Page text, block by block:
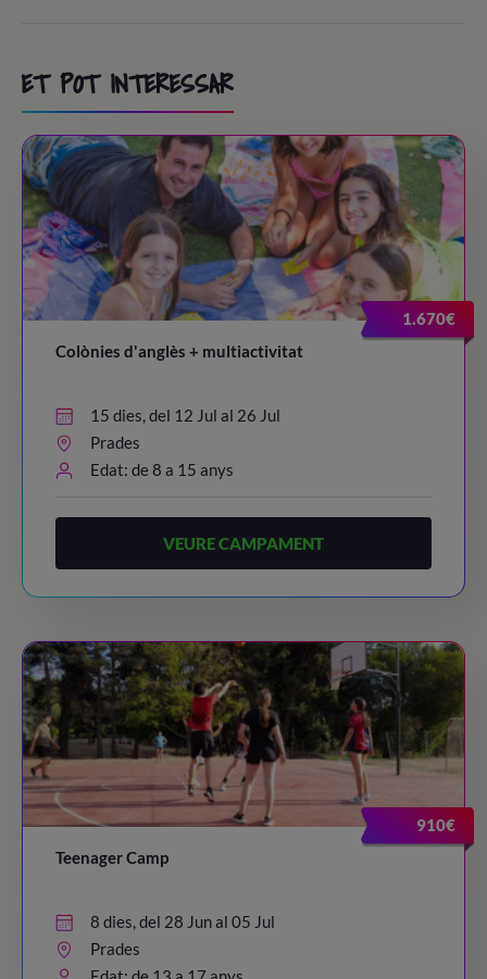
ET POT INTERESSAR
1.670€
Colònies d'anglès + multiactivitat
15 dies, del 12 Jul al 26 Jul
Prades
Edat: de 8 a 15 anys
VEURE CAMPAMENT
910€
Teenager Camp
8 dies, del 28 Jun al 05 Jul
Prades